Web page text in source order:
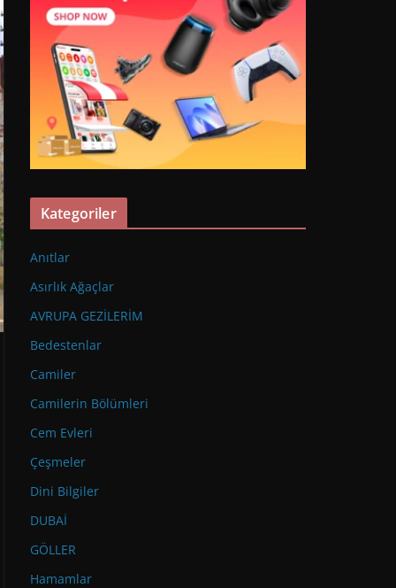
Kategoriler
Anıtlar
Asırlık Ağaçlar
AVRUPA GEZİLERİM
Bedestenlar
Camiler
Camilerin Bölümleri
Cem Evleri
Çeşmeler
Dini Bilgiler
DUBAİ
GÖLLER
Hamamlar